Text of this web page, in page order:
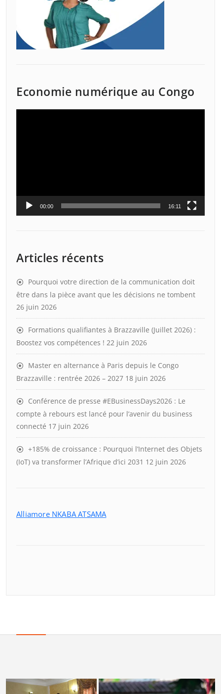
Economie numérique au Congo
00:00 16:11
Articles récents
Pourquoi votre direction de la communication doit
être dans la pièce avant que les décisions ne tombent
26 juin 2026
Formations qualifiantes à Brazzaville (Juillet 2026) :
Boostez vos compétences ! 22 juin 2026
Master en alternance à Paris depuis le Congo
Brazzaville : rentrée 2026 – 2027 18 juin 2026
Conférence de presse #EBusinessDays2026 : Le
compte à rebours est lancé pour l’avenir du business
connecté 17 juin 2026
+185% de croissance : Pourquoi l’Internet des Objets
(IoT) va transformer l’Afrique d’ici 2031 12 juin 2026
Alliamore NKABA ATSAMA